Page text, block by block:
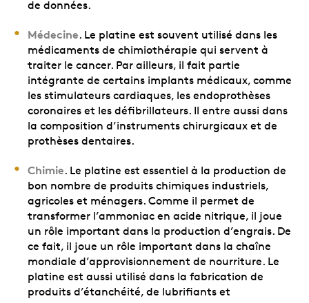
de données.
Médecine. Le platine est souvent utilisé dans les
médicaments de chimiothérapie qui servent à
traiter le cancer. Par ailleurs, il fait partie
intégrante de certains implants médicaux, comme
les stimulateurs cardiaques, les endoprothèses
coronaires et les défibrillateurs. Il entre aussi dans
la composition d’instruments chirurgicaux et de
prothèses dentaires.
Chimie. Le platine est essentiel à la production de
bon nombre de produits chimiques industriels,
agricoles et ménagers. Comme il permet de
transformer l’ammoniac en acide nitrique, il joue
un rôle important dans la production d’engrais. De
ce fait, il joue un rôle important dans la chaîne
mondiale d’approvisionnement de nourriture. Le
platine est aussi utilisé dans la fabrication de
produits d’étanchéité, de lubrifiants et